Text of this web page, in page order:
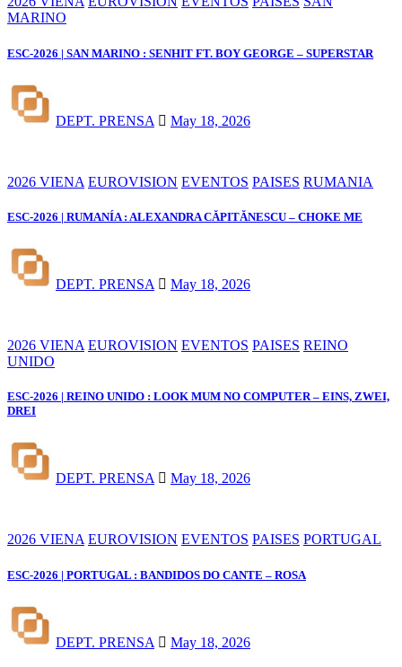
MARINO
ESC-2026 | SAN MARINO : SENHIT FT. BOY GEORGE – SUPERSTAR
DEPT. PRENSA May 18, 2026
2026 VIENA EUROVISION EVENTOS PAISES RUMANIA
ESC-2026 | RUMANÍA : ALEXANDRA CĂPITĂNESCU – CHOKE ME
DEPT. PRENSA May 18, 2026
2026 VIENA EUROVISION EVENTOS PAISES REINO
UNIDO
ESC-2026 | REINO UNIDO : LOOK MUM NO COMPUTER – EINS, ZWEI,
DREI
DEPT. PRENSA May 18, 2026
2026 VIENA EUROVISION EVENTOS PAISES PORTUGAL
ESC-2026 | PORTUGAL : BANDIDOS DO CANTE – ROSA
DEPT. PRENSA May 18, 2026